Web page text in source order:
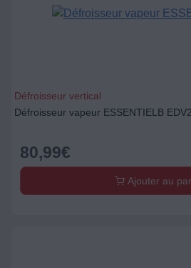
Défroisseur vertical
Défroisseur vapeur ESSENTIELB EDV2
80,99€
Ajouter au